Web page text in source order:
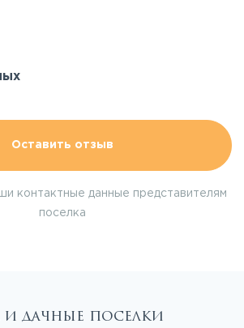
Оставить отзыв
контактные данные представителям
поселка
дачные поселки